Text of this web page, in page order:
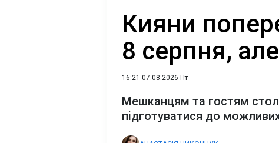
Кияни
8 серпня,
16:21 07.08.2026 Пт
Мешканцям та гостям
підготуватися до